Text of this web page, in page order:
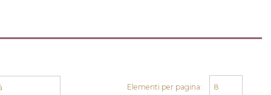
Elementi per pagina: